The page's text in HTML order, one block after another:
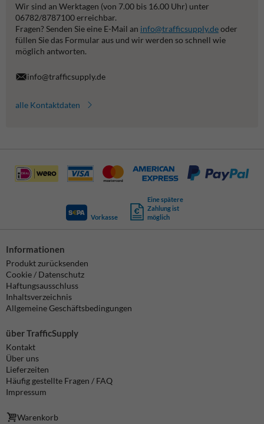
Wir sind an Werktagen (von 7.00 bis 16.00 Uhr) unter
06782/8787100 erreichbar.
Fragen? Senden Sie eine E-Mail an info@trafficsupply.deoder
füllen Sie das Formular aus und wir werden so schnell wie
möglich antworten.
info@trafficsupply.de
alle Kontaktdaten
Vorkasse
Eine spätere
Zahlung ist
möglich
Informationen
Produkt zurücksenden
Cookie / Datenschutz
Haftungsausschluss
Inhaltsverzeichnis
Allgemeine Geschäftsbedingungen
über TrafficSupply
Kontakt
Über uns
Lieferzeiten
Häufig gestellte Fragen / FAQ
Impressum
Warenkorb